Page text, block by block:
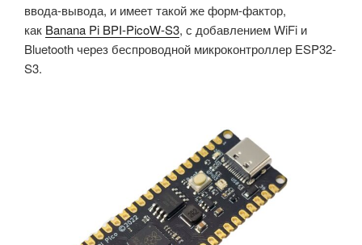
ввода-вывода, и имеет такой же форм-фактор,
как Banana Pi BPI-PicoW-S3, с добавлением WiFi и
Bluetooth через беспроводной микроконтроллер ESP32-
S3.